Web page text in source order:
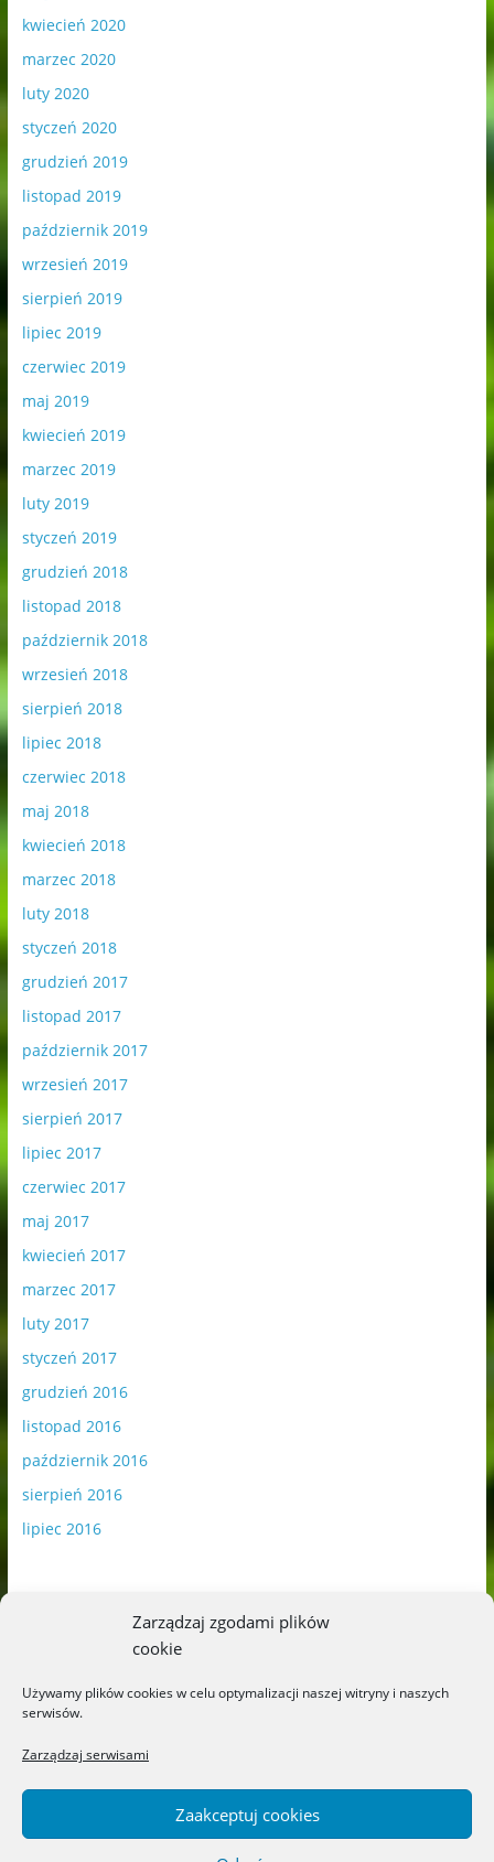
Zarządzaj zgodami plików
cookie
Używamy plików cookies w celu optymalizacji naszej witryny i naszych
serwisów.
Zarządzaj serwisami
Zaakceptuj cookies
kwiecień 2020
marzec 2020
luty 2020
styczeń 2020
grudzień 2019
listopad 2019
październik 2019
wrzesień 2019
sierpień 2019
lipiec 2019
czerwiec 2019
maj 2019
kwiecień 2019
marzec 2019
luty 2019
styczeń 2019
grudzień 2018
listopad 2018
październik 2018
wrzesień 2018
sierpień 2018
lipiec 2018
czerwiec 2018
maj 2018
kwiecień 2018
marzec 2018
luty 2018
styczeń 2018
grudzień 2017
listopad 2017
październik 2017
wrzesień 2017
sierpień 2017
lipiec 2017
czerwiec 2017
maj 2017
kwiecień 2017
marzec 2017
luty 2017
styczeń 2017
grudzień 2016
listopad 2016
październik 2016
sierpień 2016
lipiec 2016